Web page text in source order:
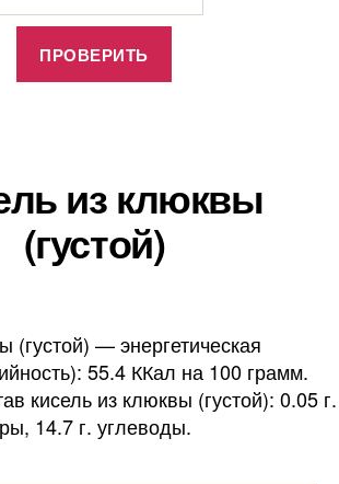
из клюквы
(густой)
(густой) — энергетическая
55.4 ККал на 100 грамм.
кисель из клюквы (густой): 0.05 г.
14.7 г. углеводы.